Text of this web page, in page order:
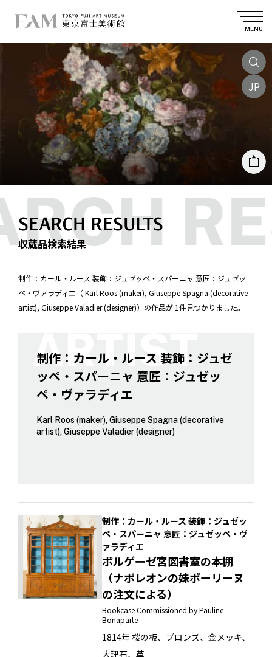
MENU
JP
SEARCH RESULTS
収蔵品検索結果
制作：カール・ルース 装飾：ジュゼッペ・スパーニャ 意匠：ジュゼッ
ペ・ヴァラディエ（ Karl Roos (maker), Giuseppe Spagna (decorative
artist), Giuseppe Valadier (designer)）の作品が 1件見つかりました。
制作：カール・ルース 装飾：ジュゼ
ッペ・スパーニャ 意匠：ジュゼッ
ペ・ヴァラディエ
Karl Roos (maker), Giuseppe Spagna (decorative
artist), Giuseppe Valadier (designer)
制作：カール・ルース 装飾：ジュゼッ
ペ・スパーニャ 意匠：ジュゼッペ・ヴ
ァラディエ
ボルゲーゼ宮図書室の本棚
（ナポレオンの妹ポーリーヌ
の注文による）
Bookcase Commissioned by Pauline
Bonaparte
1814年 桜の板、ブロンズ、金メッキ、
大理石、革